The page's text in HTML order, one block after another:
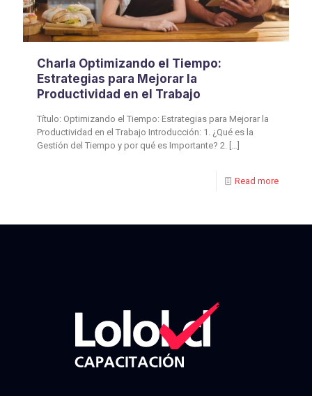
Charla Optimizando el Tiempo:
Estrategias para Mejorar la
Productividad en el Trabajo
Título: Optimizando el Tiempo: Estrategias para Mejorar la
Productividad en el Trabajo Introducción: 1. ¿Qué es la
Gestión del Tiempo y por qué es Importante? 2. […]
Read more